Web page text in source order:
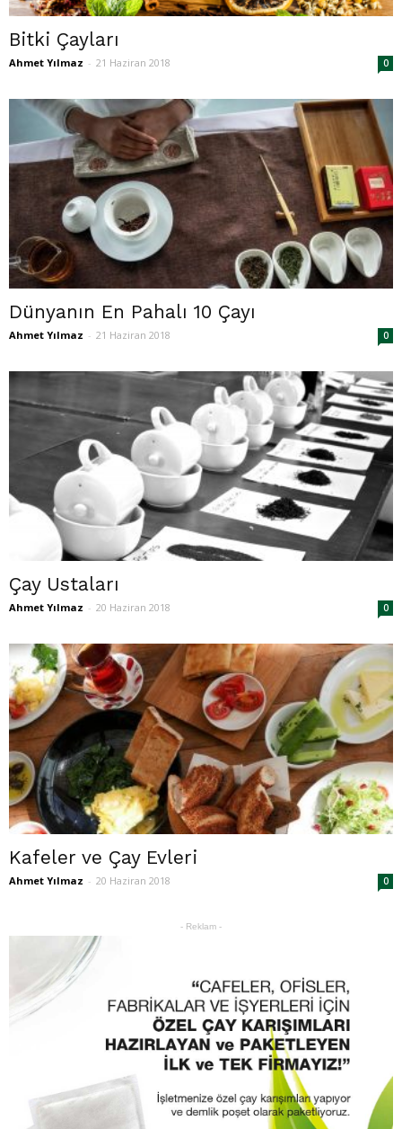
Bitki Çayları
Ahmet Yılmaz - 21 Haziran 2018 0
Dünyanın En Pahalı 10 Çayı
Ahmet Yılmaz - 21 Haziran 2018 0
Çay Ustaları
Ahmet Yılmaz - 20 Haziran 2018 0
Kafeler ve Çay Evleri
Ahmet Yılmaz - 20 Haziran 2018 0
- Reklam -